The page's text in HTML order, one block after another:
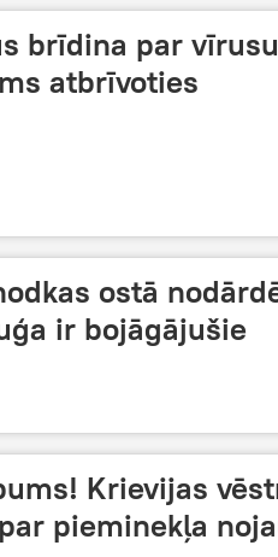
brīdina par
atbrīvoties
ostā
ir bojāgājušie
Krievijas
pieminekļa